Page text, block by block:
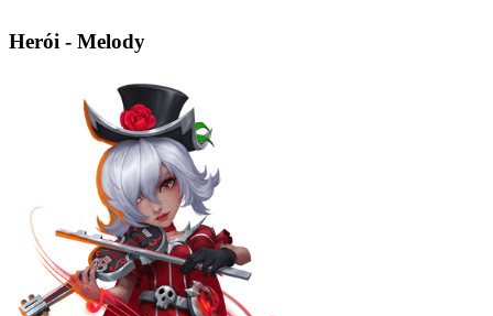
Herói - Melody